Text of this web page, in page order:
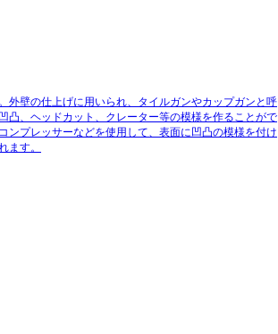
外壁の仕上げに用いられ、タイルガンやカップガンと呼
凸、ヘッドカット、クレーター等の模様を作ることがで
ンプレッサーなどを使用して、表面に凹凸の模様を付け
ます。